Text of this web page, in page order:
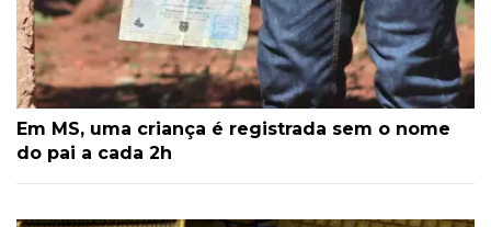
Em MS, uma criança é registrada sem o nome
do pai a cada 2h